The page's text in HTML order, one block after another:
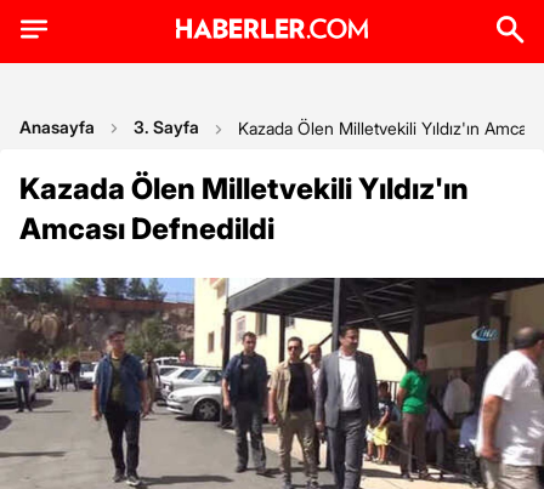
Anasayfa 3. Sayfa Kazada Ölen Milletvekili Yıldız'ın
Kazada Ölen Milletvekili Yıldız'ın
Amcası Defnedildi